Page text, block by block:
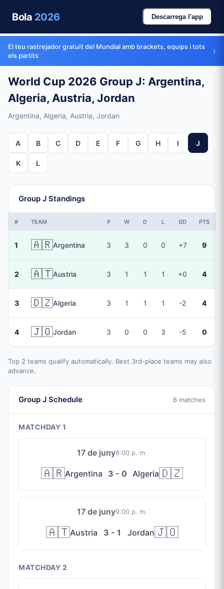
Bola 2026 Descarrega l'app
El teu rastrejador gratuït del Mundial amb brackets, equips i tots
els partits
›
World Cup 2026 Group J: Argentina,
Algeria, Austria, Jordan
Argentina, Algeria, Austria, Jordan
A B C D E F G H I J
K L
Group J Standings
# TEAM P W D L GD PTS
1 🇦🇷Argentina 3 3 0 0 +7 9
2 🇦🇹Austria 3 1 1 1 +0 4
3 🇩🇿Algeria 3 1 1 1 -2 4
4 🇯🇴Jordan 3 0 0 3 -5 0
Top 2 teams qualify automatically. Best 3rd-place teams may also
advance.
Group J Schedule 6 matches
MATCHDAY 1
17 de juny8:00 p. m.
🇦🇷Argentina 3 - 0 Algeria🇩🇿
17 de juny9:00 p. m.
🇦🇹Austria 3 - 1 Jordan🇯🇴
MATCHDAY 2